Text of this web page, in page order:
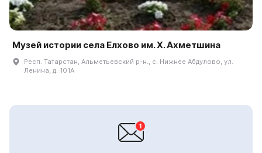
Музей истории села Елхово им. Х. Ахметшина
Респ. Татарстан, Альметьевский р-н., с. Нижнее Абдулово, ул.
Ленина, д. 101А